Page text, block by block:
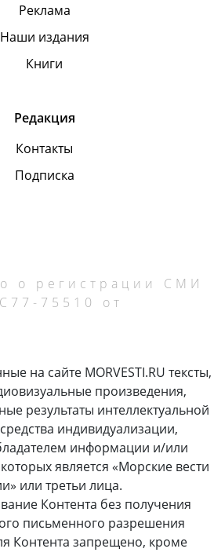
Реклама
Наши издания
Книги
Редакция
Контакты
Подписка
о регистрации СМИ
75510 от
на сайте MORVESTI.RU тексты,
произведения,
результаты интеллектуальной
индивидуализации,
информации и/или
является «Морские вести
или третьи лица.
Контента без получения
письменного разрешения
Контента запрещено, кроме